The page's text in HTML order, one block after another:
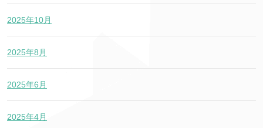
2025年10月
2025年8月
2025年6月
2025年4月